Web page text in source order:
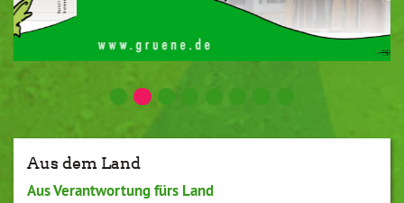
Aus dem Land
Aus Verantwortung fürs Land